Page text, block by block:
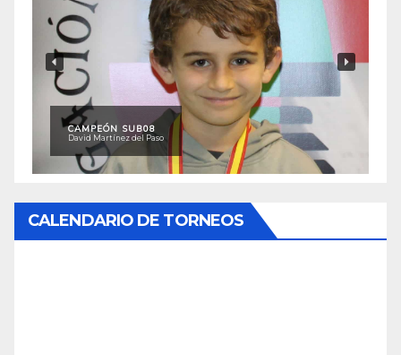
CAMPEÓN SUB08
David Martínez del Paso
CALENDARIO DE TORNEOS